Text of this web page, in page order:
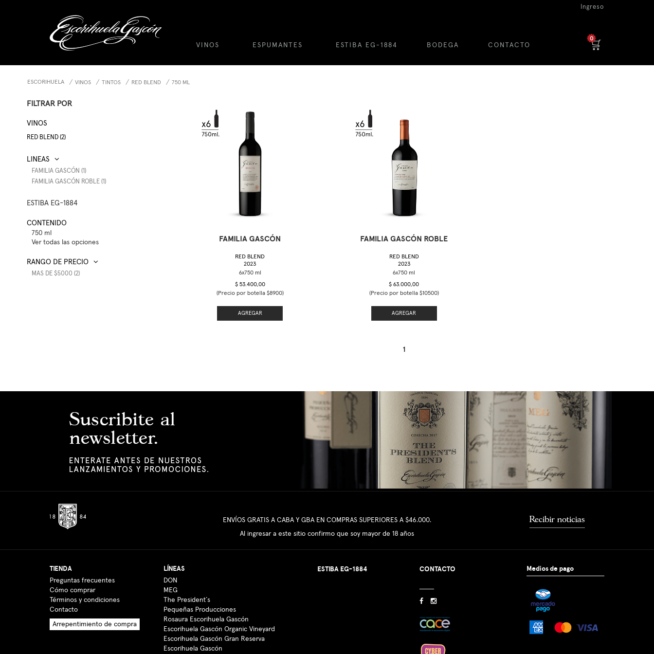
Ingreso
VINOS ESPUMANTES ESTIBA EG-1884 BODEGA CONTACTO
0
ESCORIHUELA VINOS TINTOS RED BLEND 750 ML
FILTRAR POR
VINOS
RED BLEND (2)
FAMILIA GASCÓN (1)
FAMILIA GASCÓN ROBLE (1)
ESTIBA EG-1884
CONTENIDO
750 ml
Ver todas las opciones
RANGO DE PRECIO
MAS DE $5000 (2)
FAMILIA GASCÓN
RED BLEND
2023
$ 53.400,00
(Precio por botella $8900)
AGREGAR
FAMILIA GASCÓN ROBLE
RED BLEND
2023
$ 63.000,00
(Precio por botella $10500)
AGREGAR
1
ENVÍOS GRATIS A CABA Y GBA EN COMPRAS SUPERIORES A $46.000.
Al ingresar a este sitio confirmo que soy mayor de 18 años
Recibir noticias
TIENDA
Preguntas frecuentes
Cómo comprar
Términos y condiciones
Contacto
Arrepentimiento de compra
LÍNEAS
DON
MEG
The President´s
Pequeñas Producciones
Rosaura Escorihuela Gascón
Escorihuela Gascón Organic Vineyard
Escorihuela Gascón Gran Reserva
Escorihuela Gascón
ESTIBA EG-1884 CONTACTO Medios de pago